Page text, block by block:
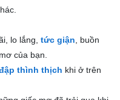
lo lắng, tức giận , buồn
của bạn.
thình thịch khi ở trên